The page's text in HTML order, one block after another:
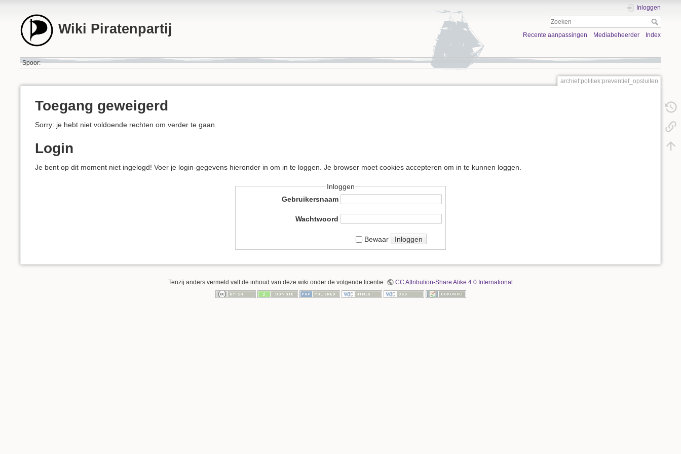
Wiki Piratenpartij
Inloggen
Recente aanpassingen Mediabeheerder Index
Spoor:
archief:politiek:preventief_opsluiten
Toegang geweigerd
Sorry: je hebt niet voldoende rechten om verder te gaan.
Login
Je bent op dit moment niet ingelogd! Voer je login-gegevens hieronder in om in te loggen. Je browser moet cookies accepteren om in te kunnen loggen.
Inloggen
Gebruikersnaam
Wachtwoord
Bewaar Inloggen
Tenzij anders vermeld valt de inhoud van deze wiki onder de volgende licentie: CC Attribution-Share Alike 4.0 International